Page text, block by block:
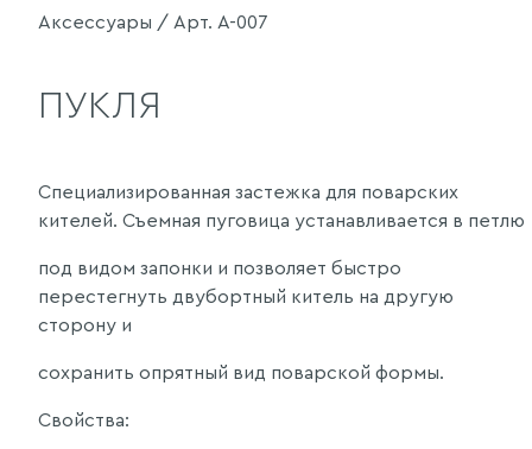
Аксессуары / Арт. А-007
ПУКЛЯ
Специализированная застежка для поварских
кителей. Съемная пуговица устанавливается в петлю
под видом запонки и позволяет быстро
перестегнуть двубортный китель на другую
сторону и
сохранить опрятный вид поварской формы.
Свойства: